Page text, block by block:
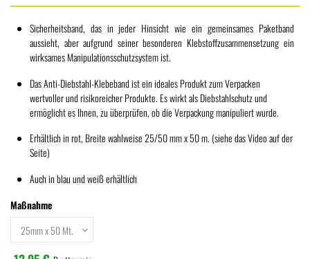
Sicherheitsband, das in jeder Hinsicht wie ein gemeinsames Paketband
aussieht, aber aufgrund seiner besonderen Klebstoffzusammensetzung ein
wirksames Manipulationsschutzsystem ist.
Das Anti-Diebstahl-Klebeband ist ein ideales Produkt zum Verpacken
wertvoller und risikoreicher Produkte. Es wirkt als Diebstahlschutz und
ermöglicht es Ihnen, zu überprüfen, ob die Verpackung manipuliert wurde.
Erhältlich in rot, Breite wahlweise 25/50 mm x 50 m. (siehe das Video auf der
Seite)
Auch in blau und weiß erhältlich
Maßnahme